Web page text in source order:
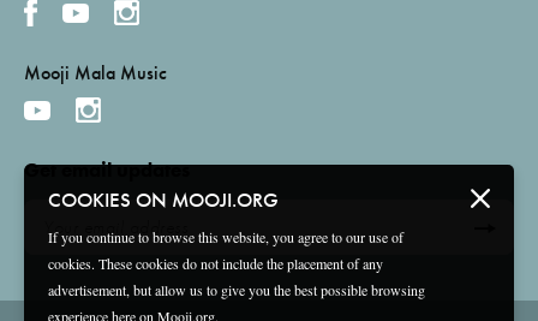
COOKIES ON MOOJI.ORG
If you continue to browse this website, you agree to our use of
cookies. These cookies do not include the placement of any
advertisement, but allow us to give you the best possible browsing
experience here on Mooji.org.
Mooji Mala Music
Get email updates